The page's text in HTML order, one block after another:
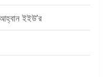
ইইউ’র